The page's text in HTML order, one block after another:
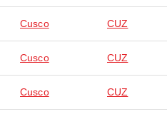
Cusco CUZ
Cusco CUZ
Cusco CUZ